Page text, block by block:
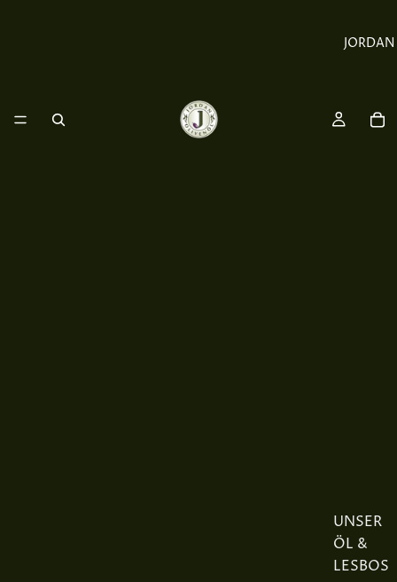
JORDAN
UNSER
ÖL &
LESBOS